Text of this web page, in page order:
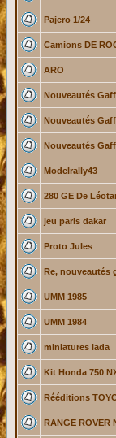
Pajero 1/24
Camions DE
ARO
Nouveautés
Nouveautés
Nouveautés
Modelrally43
280 GE De
jeu paris dakar
Proto Jules
Re, nouveautés
UMM 1985
UMM 1984
miniatures lada
Kit Honda 750
Rééditions
RANGE ROVER